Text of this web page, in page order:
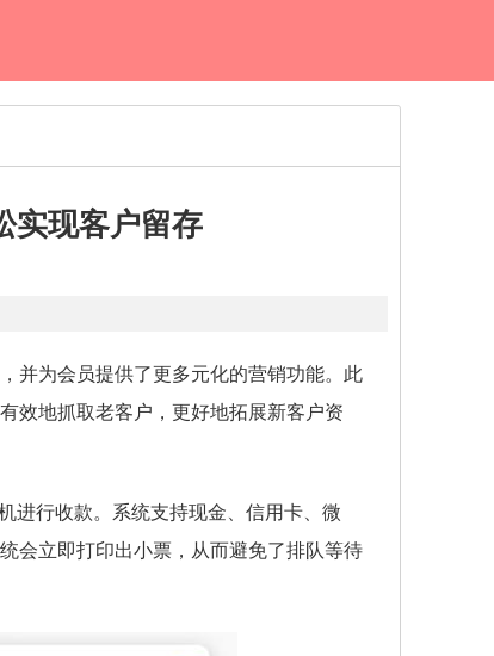
实现客户留存
并为会员提供了更多元化的营销功能。此
效地抓取老客户，更好地拓展新客户资
进行收款。系统支持现金、信用卡、微
会立即打印出小票，从而避免了排队等待